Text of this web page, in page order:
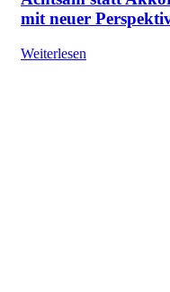
mit neuer
Weiterlesen